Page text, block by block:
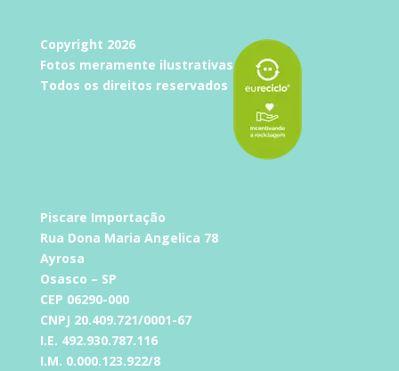
Copyright 2026
Fotos meramente ilustrativas
Todos os direitos reservados
Piscare Importação
Rua Dona Maria Angelica 78
Ayrosa
Osasco – SP
CEP 06290-000
CNPJ 20.409.721/0001-67
I.E. 492.930.787.116
I.M. 0.000.123.922/8